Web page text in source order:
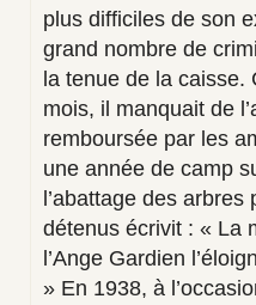
plus difficiles de son
grand nombre de
la tenue de la caisse.
mois, il manquait de
remboursée par les
une année de camp
l’abattage des
détenus écrivit : « La
l’Ange Gardien
» En 1938, à